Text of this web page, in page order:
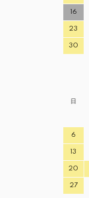
16
23
30
日
6
13
20
27